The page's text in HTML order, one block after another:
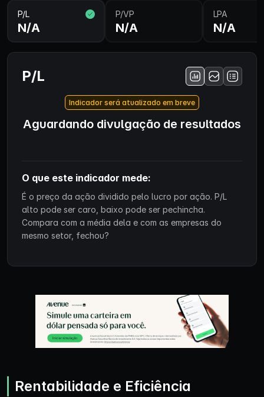
P/L
N/A
P/VP
N/A
LPA
N/A
P/L
Indicador será atualizado em breve
Aguardando divulgação de resultados
O que este indicador mede:
É o preço da ação dividido pelo lucro por ação. P/L
alto pode ser caro, baixo pode ser pechincha.
Compara com a média dela e com as empresas do
mesmo setor, fechou?
Rentabilidade e Eficiência